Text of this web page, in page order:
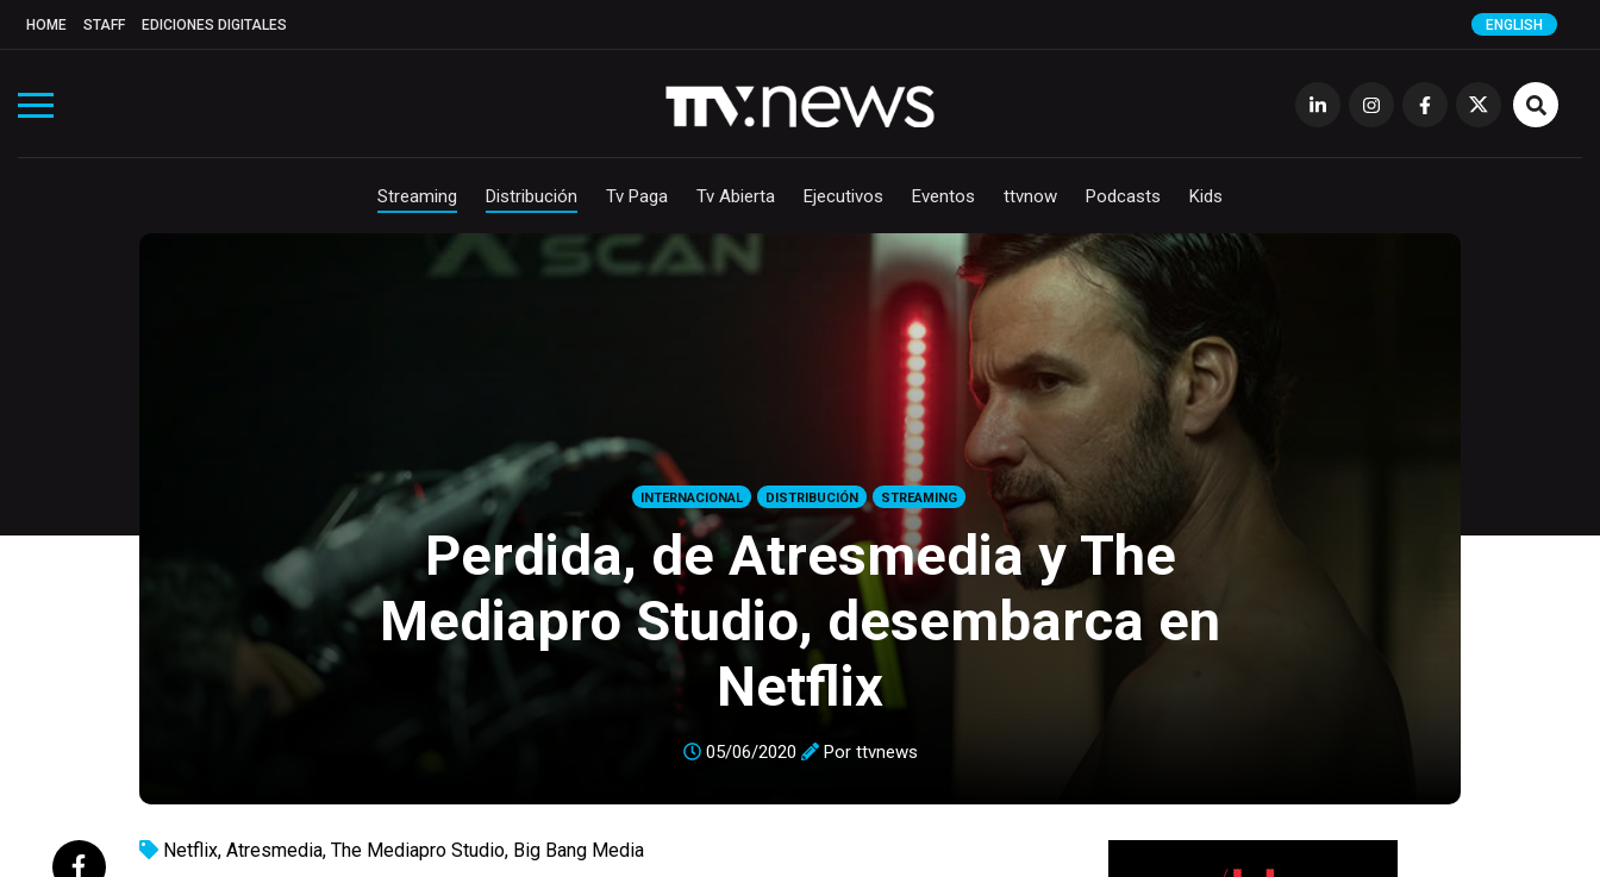
HOME STAFF EDICIONES DIGITALES ENGLISH
Streaming Distribución Tv Paga Tv Abierta Ejecutivos Eventos ttvnow Podcasts Kids
INTERNACIONAL DISTRIBUCIÓN STREAMING
Perdida, de Atresmedia y The
Mediapro Studio, desembarca en
Netflix
05/06/2020 Por ttvnews
Netflix, Atresmedia, The Mediapro Studio, Big Bang Media